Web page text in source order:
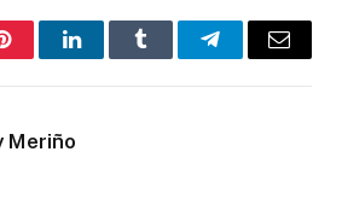
PinterestLinkedInTumblr TelegramEmail
Meriño